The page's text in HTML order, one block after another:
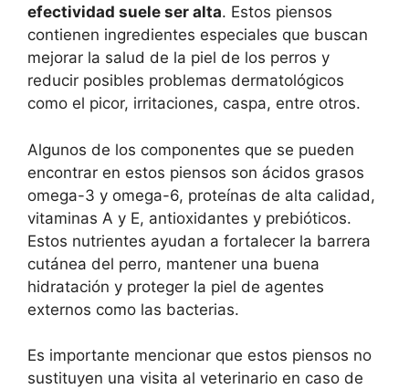
efectividad suele ser alta. Estos piensos
contienen ingredientes especiales que buscan
mejorar la salud de la piel de los perros y
reducir posibles problemas dermatológicos
como el picor, irritaciones, caspa, entre otros.
Algunos de los componentes que se pueden
encontrar en estos piensos son ácidos grasos
omega-3 y omega-6, proteínas de alta calidad,
vitaminas A y E, antioxidantes y prebióticos.
Estos nutrientes ayudan a fortalecer la barrera
cutánea del perro, mantener una buena
hidratación y proteger la piel de agentes
externos como las bacterias.
Es importante mencionar que estos piensos no
sustituyen una visita al veterinario en caso de